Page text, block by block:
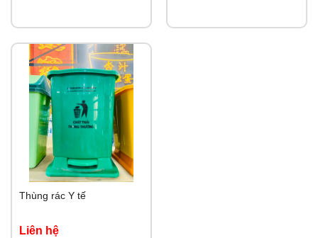
Thùng rác Y tế
Liên hệ